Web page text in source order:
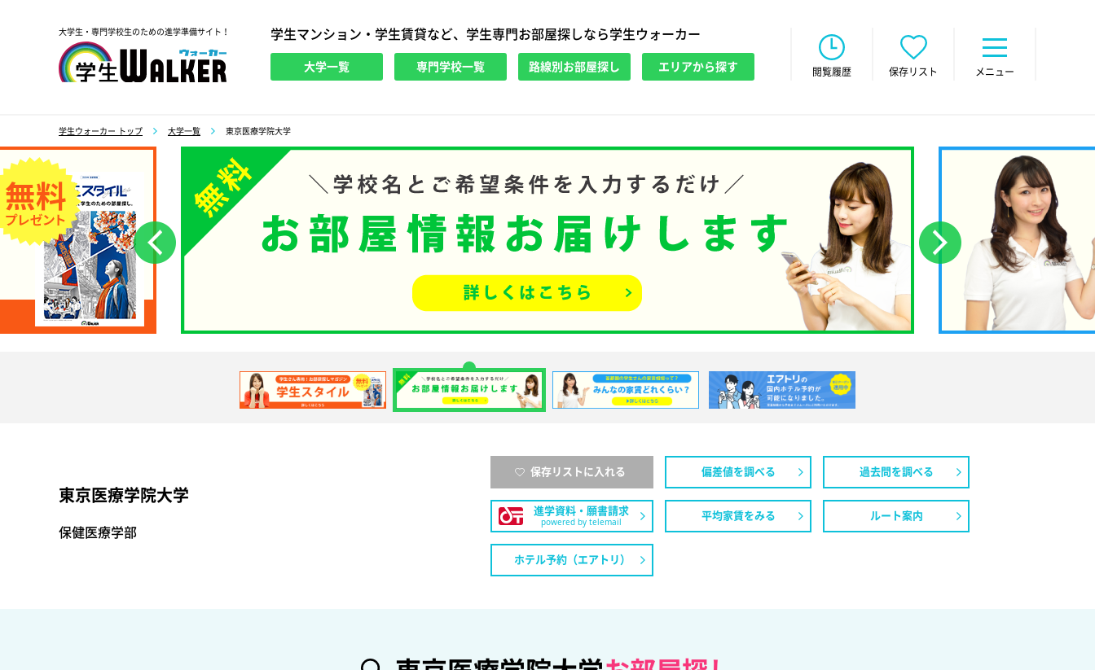
大学生・専門学校生のための進学準備サイト！ 学生マンション・学生賃貸など、学生専門お部屋探しなら学生ウォーカー
大学一覧 専門学校一覧 路線別お部屋探し エリアから探す 閲覧履歴 保存リスト メニュー
学生ウォーカー トップ 大学一覧 東京医療学院大学
前へ
東京医療学院大学
保健医療学部
保存リストに入れる 偏差値を調べる 過去問を調べる
進学資料・願書請求
powered by telemail 平均家賃をみる ルート案内
ホテル予約（エアトリ）